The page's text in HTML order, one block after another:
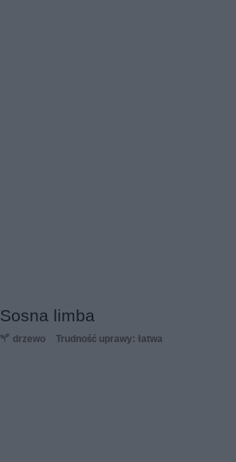
Sosna limba
drzewo Trudność uprawy: łatwa